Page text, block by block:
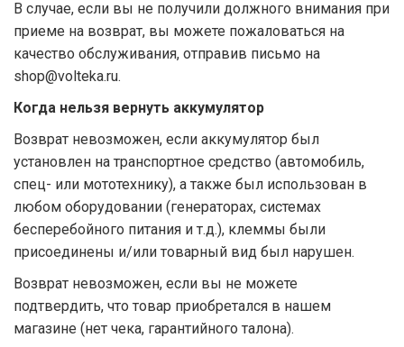
В случае, если вы не получили должного внимания при
приеме на возврат, вы можете пожаловаться на
качество обслуживания, отправив письмо на
shop@volteka.ru.
Когда нельзя вернуть аккумулятор
Возврат невозможен, если аккумулятор был
установлен на транспортное средство (автомобиль,
спец- или мототехнику), а также был использован в
любом оборудовании (генераторах, системах
бесперебойного питания и т.д.), клеммы были
присоединены и/или товарный вид был нарушен.
Возврат невозможен, если вы не можете
подтвердить, что товар приобретался в нашем
магазине (нет чека, гарантийного талона).